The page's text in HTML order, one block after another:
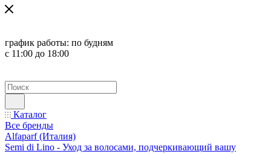
график работы: по будням
с 11:00 до 18:00
Каталог
Все бренды
Alfaparf (Италия)
Semi di Lino - Уход за волосами, подчеркивающий вашу